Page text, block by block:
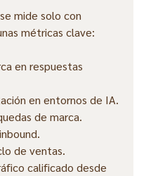
mide solo con
métricas clave:
en respuestas
en entornos de IA.
de marca.
de ventas.
calificado desde